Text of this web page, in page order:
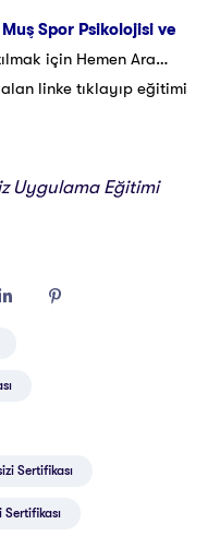
Muş Spor Psikolojisi ve
için Hemen Ara…
linke tıklayıp eğitimi
Uygulama Eğitimi
Sertifikası